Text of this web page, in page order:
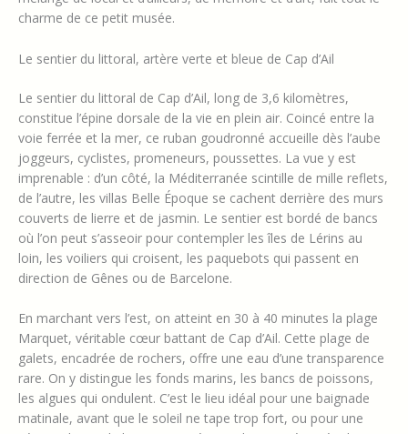
charme de ce petit musée.
Le sentier du littoral, artère verte et bleue de Cap d’Ail
Le sentier du littoral de Cap d’Ail, long de 3,6 kilomètres,
constitue l’épine dorsale de la vie en plein air. Coincé entre la
voie ferrée et la mer, ce ruban goudronné accueille dès l’aube
joggeurs, cyclistes, promeneurs, poussettes. La vue y est
imprenable : d’un côté, la Méditerranée scintille de mille reflets,
de l’autre, les villas Belle Époque se cachent derrière des murs
couverts de lierre et de jasmin. Le sentier est bordé de bancs
où l’on peut s’asseoir pour contempler les îles de Lérins au
loin, les voiliers qui croisent, les paquebots qui passent en
direction de Gênes ou de Barcelone.
En marchant vers l’est, on atteint en 30 à 40 minutes la plage
Marquet, véritable cœur battant de Cap d’Ail. Cette plage de
galets, encadrée de rochers, offre une eau d’une transparence
rare. On y distingue les fonds marins, les bancs de poissons,
les algues qui ondulent. C’est le lieu idéal pour une baignade
matinale, avant que le soleil ne tape trop fort, ou pour une